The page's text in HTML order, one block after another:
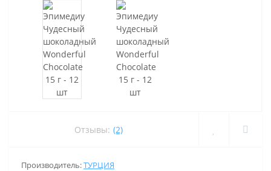
Отзывы: (2)
Производитель:ТУРЦИЯ